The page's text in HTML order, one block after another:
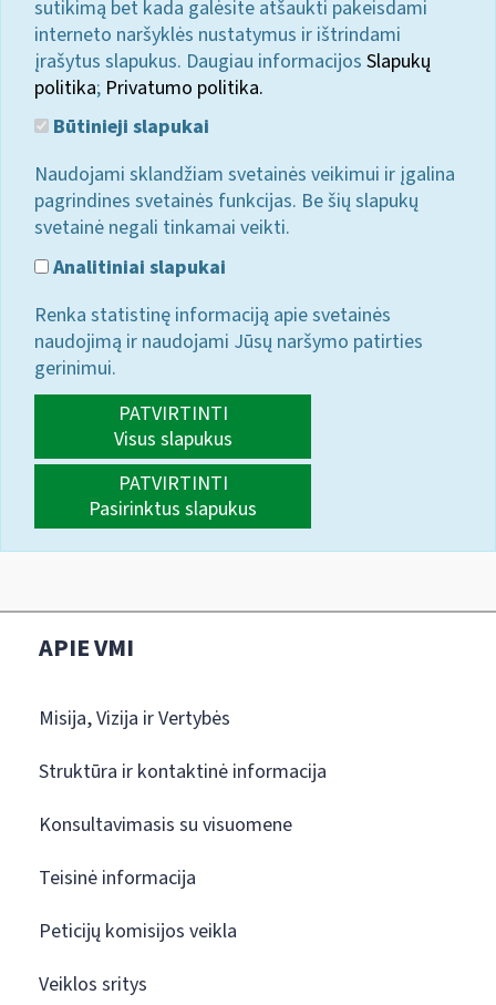
sutikimą bet kada galėsite atšaukti pakeisdami
interneto naršyklės nustatymus ir ištrindami
įrašytus slapukus. Daugiau informacijos Slapukų
politika; Privatumo politika.
Būtinieji slapukai
Naudojami sklandžiam svetainės veikimui ir įgalina
pagrindines svetainės funkcijas. Be šių slapukų
svetainė negali tinkamai veikti.
Analitiniai slapukai
Renka statistinę informaciją apie svetainės
naudojimą ir naudojami Jūsų naršymo patirties
gerinimui.
PATVIRTINTI
Visus slapukus
PATVIRTINTI
Pasirinktus slapukus
APIE VMI
Misija, Vizija ir Vertybės
Struktūra ir kontaktinė informacija
Konsultavimasis su visuomene
Teisinė informacija
Peticijų komisijos veikla
Veiklos sritys